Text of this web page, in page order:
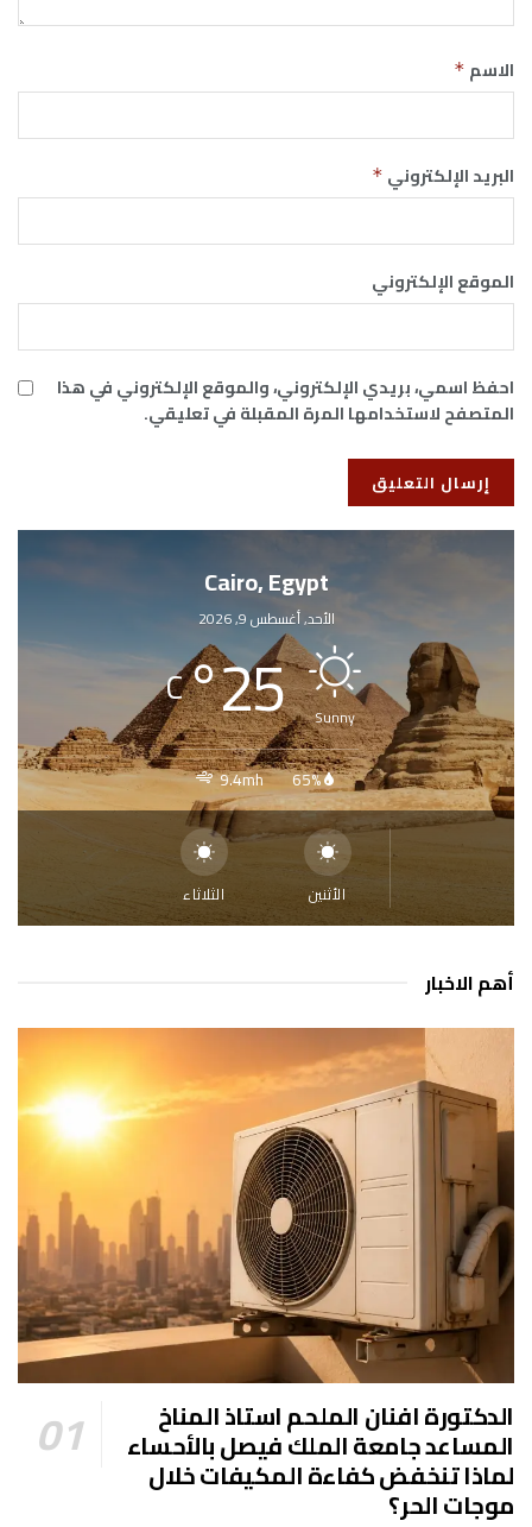
الاسم *
البريد الإلكتروني *
الموقع الإلكتروني
احفظ اسمي، بريدي الإلكتروني، والموقع الإلكتروني في هذا
المتصفح لاستخدامها المرة المقبلة في تعليقي.
Cairo, Egypt
الأحد, أغسطس 9, 2026
Sunny
25
°
C
65%
9.4mh
الأثنين الثلاثاء
أهم الاخبار
الدكتورة افنان الملحم استاذ المناخ
المساعد جامعة الملك فيصل بالأحساء
لماذا تنخفض كفاءة المكيفات خلال
موجات الحر؟